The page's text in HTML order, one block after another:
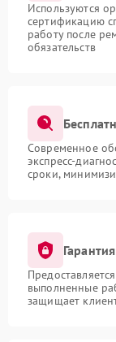
Используются
сертификацию
работу после
обязательств
Современное
экспресс-
сроки,
выполненные
защищает